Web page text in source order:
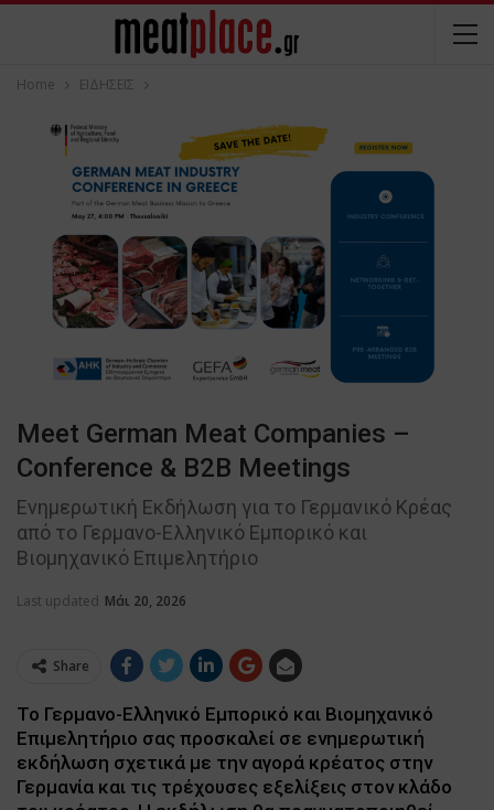
Home ΕΙΔΗΣΕΙΣ
Meet German Meat Companies –
Conference & B2B Meetings
Ενημερωτική Εκδήλωση για το Γερμανικό Κρέας
από το Γερμανο-Ελληνικό Εμπορικό και
Βιομηχανικό Επιμελητήριο
Last updated Μάι 20, 2026
Share
Το Γερμανο-Ελληνικό Εμπορικό και Βιομηχανικό
Επιμελητήριο σας προσκαλεί σε ενημερωτική
εκδήλωση σχετικά με την αγορά κρέατος στην
Γερμανία και τις τρέχουσες εξελίξεις στον κλάδο